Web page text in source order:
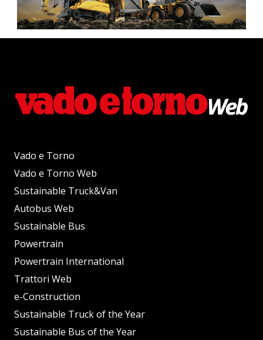
Vado e Torno
Vado e Torno Web
Sustainable Truck&Van
Autobus Web
Sustainable Bus
Powertrain
Powertrain International
Trattori Web
e-Construction
Sustainable Truck of the Year
Sustainable Bus of the Year